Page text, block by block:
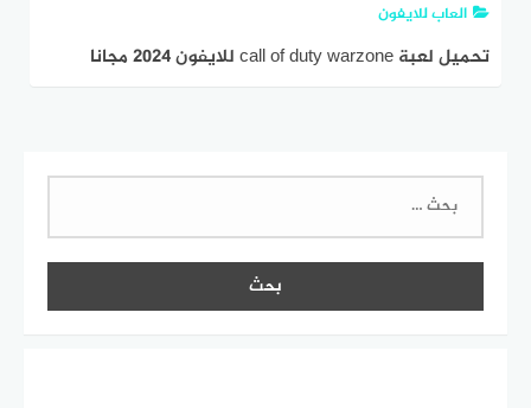
العاب للايفون
تحميل لعبة call of duty warzone للايفون 2024 مجانا
البحث